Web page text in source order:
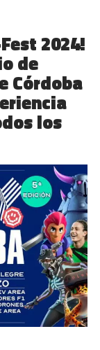
2024!
de
Córdoba
los